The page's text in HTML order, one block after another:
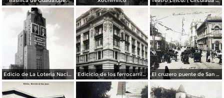
Edicio de La Loteria Nacional Ciudad de México Abril de 1964 Edicicio de los ferrocarriles. El cruzero puente de San Francisco y Guardiola por el fotografo Felix Miret.